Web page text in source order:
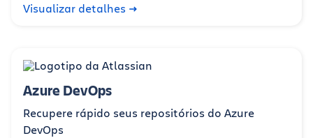
Visualizar detalhes
Azure DevOps
Recupere rápido seus repositórios do Azure
DevOps